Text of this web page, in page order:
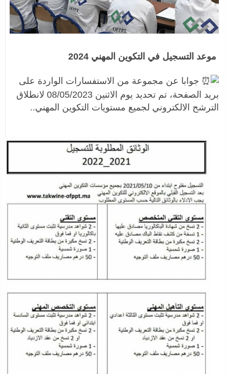
موعد التسجيل في التكوين المهني 2024
جوابا عن مجموعة من الاستفسارات الواردة على
بريد الصفحة، تم تحديد يوم الاثنين 08/05/2023 لانطلاق
الترشح الالكتروني لجميع مستويات التكوين المهني..